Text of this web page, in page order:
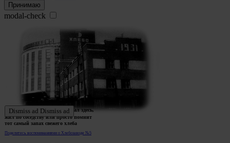
Принимаю
modal-check
Поделитесь воспоминаниями о Хлебозаводе №5
Ждем истории тех, кто работал здесь,
жил по соседству или просто помнит
тот самый запах свежего хлеба
Dismiss ad Dismiss ad